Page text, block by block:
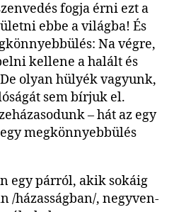
fogja érni ezt a
ebbe a világba! És
Na végre,
kellene a halált és
olyan hülyék vagyunk,
sem bírjuk el.
– hát az egy
megkönnyebbülés
egy párról, akik sokáig
/házasságban/, negyven-